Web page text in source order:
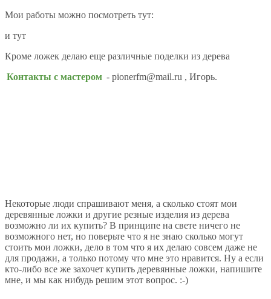
Мои работы можно посмотреть тут:
и тут
Кроме ложек делаю еще различные поделки из дерева
Контакты с мастером - pionerfm@mail.ru , Игорь.
Некоторые люди спрашивают меня, а сколько стоят мои
деревянные ложки и другие резные изделия из дерева
возможно ли их купить? В принципе на свете ничего не
возможного нет, но поверьте что я не знаю сколько могут
стоить мои ложки, дело в том что я их делаю совсем даже не
для продажи, а только потому что мне это нравится. Ну а если
кто-либо все же захочет купить деревянные ложки, напишите
мне, и мы как нибудь решим этот вопрос. :-)